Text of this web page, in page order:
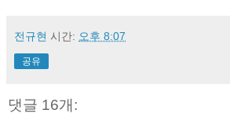
전규현 시간: 오후 8:07
공유
댓글 16개: